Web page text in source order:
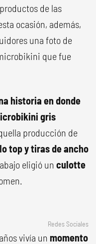
de las
ocasión, además,
una foto de
que fue
historia en donde
gris
producción de
top y tiras de ancho
eligió un culotte
Redes Sociales
vivía un momento